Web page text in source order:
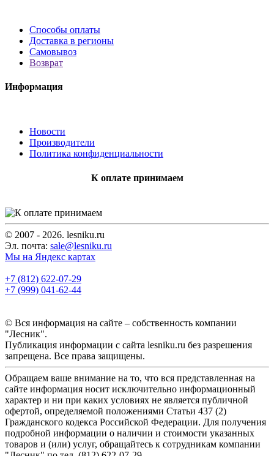
Способы оплаты
Доставка в регионы
Самовывоз
Возврат
Информация
Новости
Производители
Политика конфиденциальности
К оплате принимаем
© 2007 - 2026. lesniku.ru
Эл. почта: sale@lesniku.ru
Мы на Яндекс картах
+7 (812) 622-07-29
+7 (999) 041-62-44
© Вся информация на сайте – собственность компании
"Лесник".
Публикация информации с сайта lesniku.ru без разрешения
запрещена. Все права защищены.
Обращаем ваше внимание на то, что вся представленная на
сайте информация носит исключительно информационный
характер и ни при каких условиях не является публичной
офертой, определяемой положениями Статьи 437 (2)
Гражданского кодекса Российской Федерации. Для получения
подробной информации о наличии и стоимости указанных
товаров и (или) услуг, обращайтесь к сотрудникам компании